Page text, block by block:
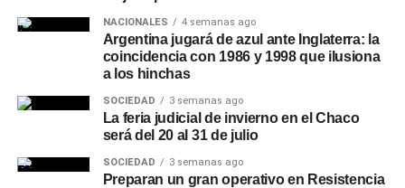
NACIONALES 4 semanas ago
Argentina jugará de azul ante Inglaterra: la
coincidencia con 1986 y 1998 que ilusiona
a los hinchas
SOCIEDAD 3 semanas ago
La feria judicial de invierno en el Chaco
será del 20 al 31 de julio
SOCIEDAD 3 semanas ago
Preparan un gran operativo en Resistencia